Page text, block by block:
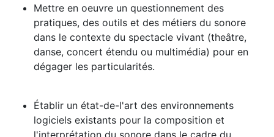
Mettre en oeuvre un questionnement des
pratiques, des outils et des métiers du sonore
dans le contexte du spectacle vivant (theâtre,
danse, concert étendu ou multimédia) pour en
dégager les particularités.
Établir un état-de-l'art des environnements
logiciels existants pour la composition et